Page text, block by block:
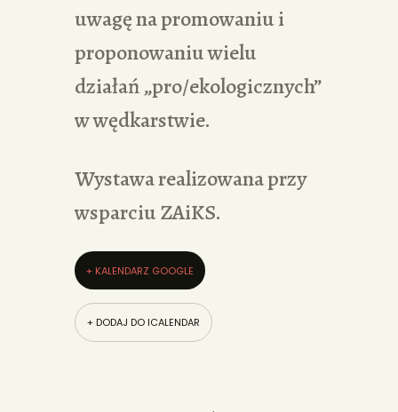
uwagę na promowaniu i
proponowaniu wielu
działań „pro/ekologicznych”
w wędkarstwie.
Wystawa realizowana przy
wsparciu ZAiKS.
+ KALENDARZ GOOGLE
+ DODAJ DO ICALENDAR